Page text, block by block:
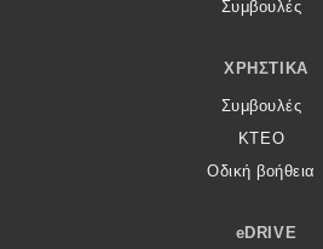
Συμβουλές
ΧΡΗΣΤΙΚΆ
Συμβουλές
ΚΤΕΟ
Οδική βοήθεια
eDRIVE